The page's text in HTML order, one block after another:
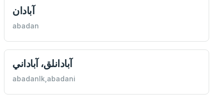
آبادان
abadan
آبادانلق، آباداني
abadanlk,abadani